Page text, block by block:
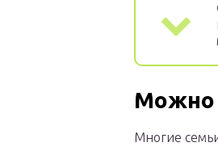
Можно
Многие